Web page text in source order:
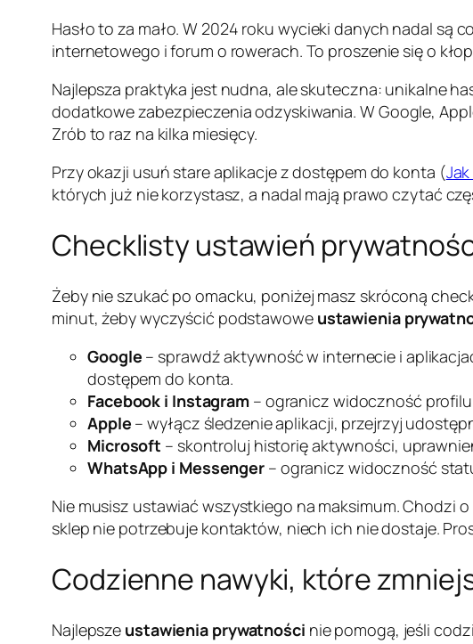
Hasło to za mało. W 2024 roku wycieki danych nadal
internetowego i forum o rowerach. To proszenie się o
Najlepsza praktyka jest nudna, ale skuteczna: unikalne
dodatkowe zabezpieczenia odzyskiwania. W Google,
Zrób to raz na kilka miesięcy.
Przy okazji usuń stare aplikacje z dostępem do konta (
których już nie korzystasz, a nadal mają prawo czytać
Checklisty ustawień
Żeby nie szukać po omacku, poniżej masz skróconą
minut, żeby wyczyścić podstawowe ustawienia
Google – sprawdź aktywność w internecie i
dostępem do konta.
Facebook i Instagram – ogranicz widoczność
Apple – wyłącz śledzenie aplikacji, przejrzyj
Microsoft – skontroluj historię aktywności,
WhatsApp i Messenger – ogranicz widoczność
Nie musisz ustawiać wszystkiego na maksimum. Chodzi
sklep nie potrzebuje kontaktów, niech ich nie dostaje.
Codzienne nawyki, które
Najlepsze ustawienia prywatności nie pomogą, jeśli